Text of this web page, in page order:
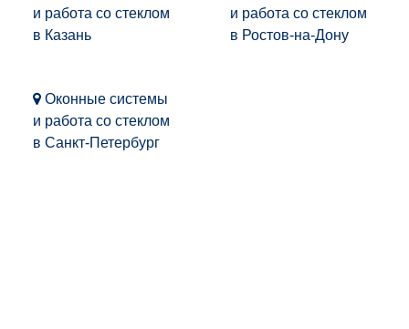
и работа со стеклом
в Казань
и работа со стеклом
в Ростов-на-Дону
Оконные системы
и работа со стеклом
в Санкт-Петербург